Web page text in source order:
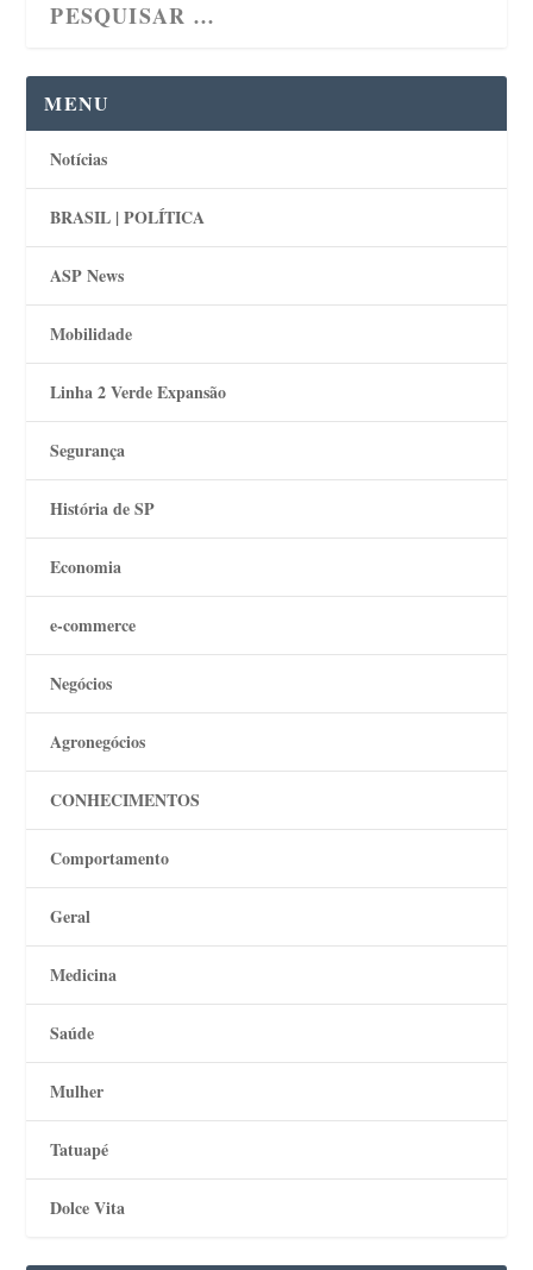
MENU
Notícias
BRASIL | POLÍTICA
ASP News
Mobilidade
Linha 2 Verde Expansão
Segurança
História de SP
Economia
e-commerce
Negócios
Agronegócios
CONHECIMENTOS
Comportamento
Geral
Medicina
Saúde
Mulher
Tatuapé
Dolce Vita